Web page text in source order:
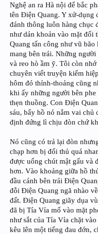
Nghệ an ra Hà nội để bắc
tên Điện Quang. Y xử-dụng
đánh thông luôn hàng chục
như dán khoản vào mặt đối
Quang tấn công như vũ
mang bên trái. Những
và reo hò ầm ỹ. Tôi còn
chuyên viết truyện kiếm
hôm đó thỉnh-thoảng cũng
khi ấy những người bên
thẹn thuồng. Con Điện
sáu, bẩy hồ nó nắm vai chủ
định đứng lì chịu đòn chứ
Nó cũng có trả lại đòn
chạp hơn bị đối thủ quá
được uống chút mật gấu và
hơn. Vào khoảng giữa hồ
đầu cánh bên trái Điện
đỗi Điện Quang ngã nhào
đất. Điện Quang giãy dụa
đã bị Tía Vỉa mổ vào mặt
như sắt của Tía Vỉa chặt
kêu lên một tiếng đau đớn,